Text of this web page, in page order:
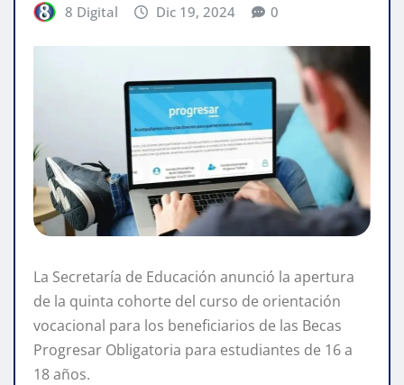
8 Digital Dic 19, 2024 0
La Secretaría de Educación anunció la apertura
de la quinta cohorte del curso de orientación
vocacional para los beneficiarios de las Becas
Progresar Obligatoria para estudiantes de 16 a
18 años.